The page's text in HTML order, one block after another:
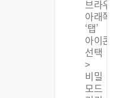
브라우저
아래쪽
‘탭’
아이콘
선택
>
비밀
모드